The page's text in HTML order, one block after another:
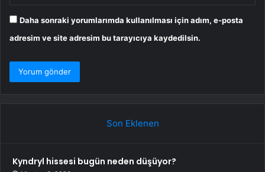
Daha sonraki yorumlarımda kullanılması için adım, e-posta
adresim ve site adresim bu tarayıcıya kaydedilsin.
Son Eklenen
Kyndryl hissesi bugün neden düşüyor?